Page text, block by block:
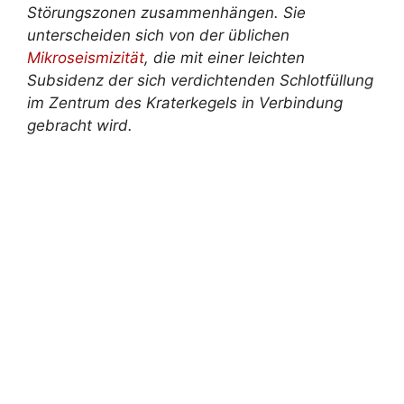
Störungszonen zusammenhängen. Sie
unterscheiden sich von der üblichen
Mikroseismizität, die mit einer leichten
Subsidenz der sich verdichtenden Schlotfüllung
im Zentrum des Kraterkegels in Verbindung
gebracht wird.